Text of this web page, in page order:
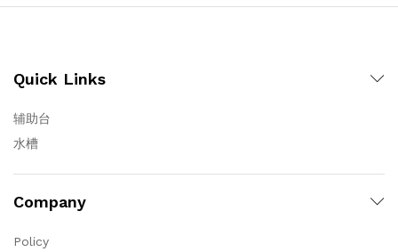
Quick Links
辅助台
水槽
Company
Policy